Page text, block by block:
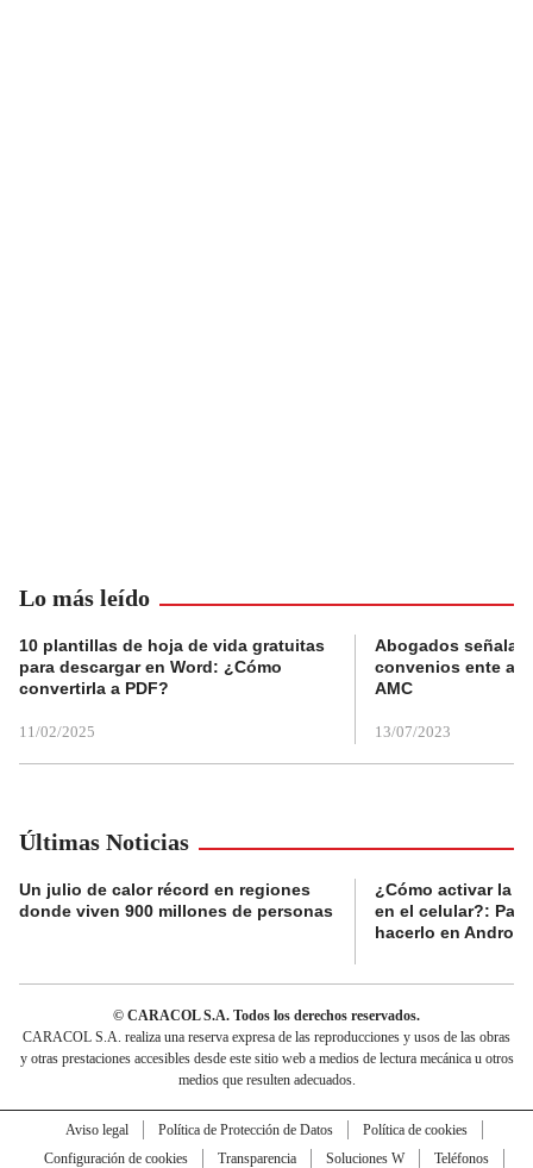
Lo más leído
10 plantillas de hoja de vida gratuitas
para descargar en Word: ¿Cómo
convertirla a PDF?
11/02/2025
Abogados
convenios ente
AMC
13/07/2023
Últimas Noticias
Un julio de calor récord en regiones
donde viven 900 millones de personas
¿Cómo activar la
en el celular?:
hacerlo en
© CARACOL S.A. Todos los derechos reservados.
CARACOL S.A. realiza una reserva expresa de las reproducciones y usos de las obras
y otras prestaciones accesibles desde este sitio web a medios de lectura mecánica u otros
medios que resulten adecuados.
Aviso legal Política de Protección de Datos
Política de cookies
Configuración de cookies
Transparencia Soluciones W
Teléfonos